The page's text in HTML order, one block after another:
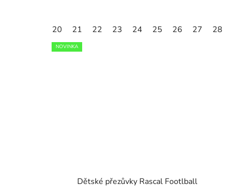
20 21 22 23 24 25 26 27 28
NOVINKA
Dětské přezůvky Rascal Footlball